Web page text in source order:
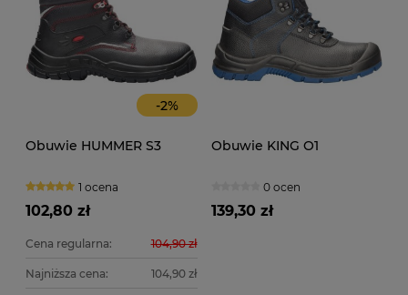
-2%
Obuwie HUMMER S3
1 ocena
102,80 zł
Cena regularna: 104,90 zł
Najniższa cena: 104,90 zł
Obuwie KING O1
0 ocen
139,30 zł